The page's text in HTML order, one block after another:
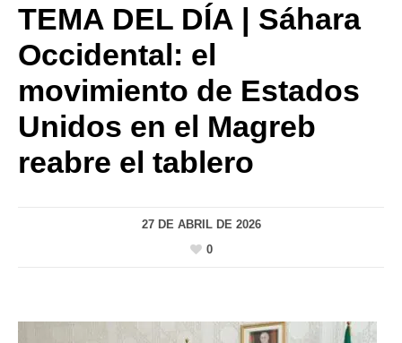
TEMA DEL DÍA | Sáhara
Occidental: el
movimiento de Estados
Unidos en el Magreb
reabre el tablero
27 DE ABRIL DE 2026
0